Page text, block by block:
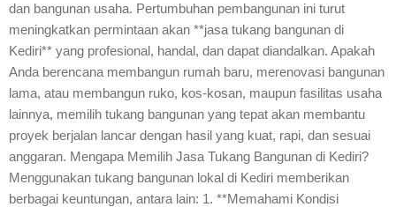
dan bangunan usaha. Pertumbuhan pembangunan ini turut
meningkatkan permintaan akan **jasa tukang bangunan di
Kediri** yang profesional, handal, dan dapat diandalkan. Apakah
Anda berencana membangun rumah baru, merenovasi bangunan
lama, atau membangun ruko, kos-kosan, maupun fasilitas usaha
lainnya, memilih tukang bangunan yang tepat akan membantu
proyek berjalan lancar dengan hasil yang kuat, rapi, dan sesuai
anggaran. Mengapa Memilih Jasa Tukang Bangunan di Kediri?
Menggunakan tukang bangunan lokal di Kediri memberikan
berbagai keuntungan, antara lain: 1. **Memahami Kondisi